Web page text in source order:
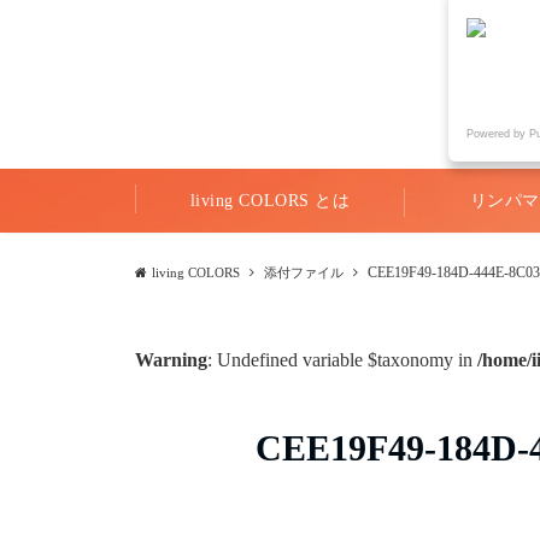
living COLORS とは リンパ
Warning: Undefined variable $taxonomy in /home/
living COLORS 添付ファイル CEE19F49-184D-444E-
CEE19F49-
Powered by